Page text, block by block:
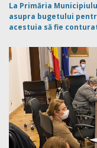
La Primăria
asupra bugetului
acestuia să fie